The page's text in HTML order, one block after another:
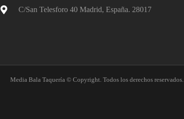
C/San Telesforo 40 Madrid, España. 28017
Media Bala Taquería © Copyright. Todos los derechos reservados.